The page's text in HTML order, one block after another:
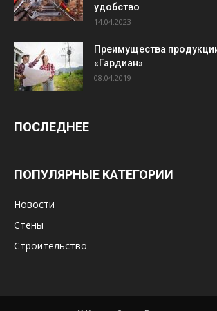
удобство
14.04.2023
Преимущества
«Гардиан»
08.04.2019
ПОСЛЕДНЕЕ
ПОПУЛЯРНЫЕ КАТЕГОРИИ
Новости
Стены
Строительство